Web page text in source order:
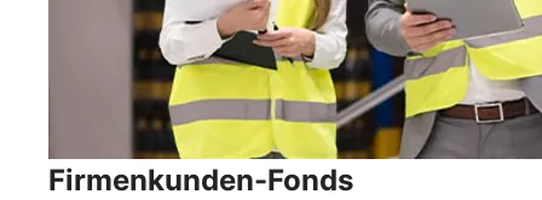
Firmenkunden-Fonds